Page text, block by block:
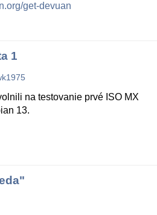
get-devuan
1
na testovanie prvé ISO MX
13.